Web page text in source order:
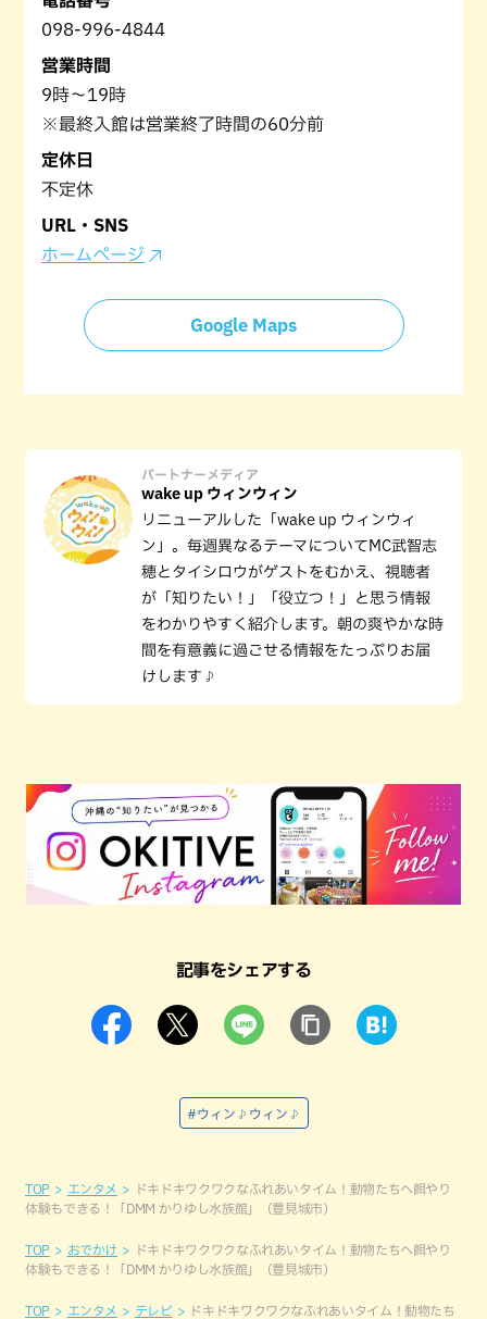
098-996-4844
営業時間
9時～19時
※最終入館は営業終了時間の60分前
定休日
不定休
URL・SNS
ホームページ
Google Maps
パートナーメディア
wake up ウィンウィン
リニューアルした「wake up ウィンウィ
ン」。毎週異なるテーマについてMC武智志
穂とタイシロウがゲストをむかえ、視聴者
が「知りたい！」「役立つ！」と思う情報
をわかりやすく紹介します。朝の爽やかな時
間を有意義に過ごせる情報をたっぷりお届
けします♪
記事をシェアする
#ウィン♪ウィン♪
TOP エンタメ
ドキドキワクワクなふれあいタイム！動物たちへ餌やり
体験もできる！「DMM かりゆし水族館」（豊見城市）
TOP おでかけ
ドキドキワクワクなふれあいタイム！動物たちへ餌やり
体験もできる！「DMM かりゆし水族館」（豊見城市）
TOP エンタメ テレビ
ドキドキワクワクなふれあいタイム！動物たち